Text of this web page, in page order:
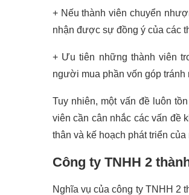
+ Nếu thành viên chuyển
nhận được sự đồng ý của các
+ Ưu tiên những thành viên
người mua phần vốn góp
Tuy nhiên, một vấn đề luôn
viên cần cân nhắc các vấn đề
thân và kế hoạch phát triển của
Công ty TNHH 2
Nghĩa vụ của công ty TNHH 2